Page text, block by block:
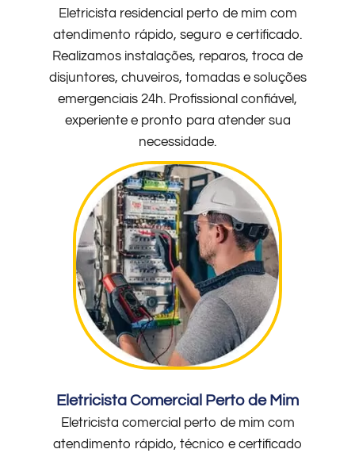
Eletricista residencial perto de mim com
atendimento rápido, seguro e certificado.
Realizamos instalações, reparos, troca de
disjuntores, chuveiros, tomadas e soluções
emergenciais 24h. Profissional confiável,
experiente e pronto para atender sua
necessidade.
Eletricista Comercial Perto de Mim
Eletricista comercial perto de mim com
atendimento rápido, técnico e certificado